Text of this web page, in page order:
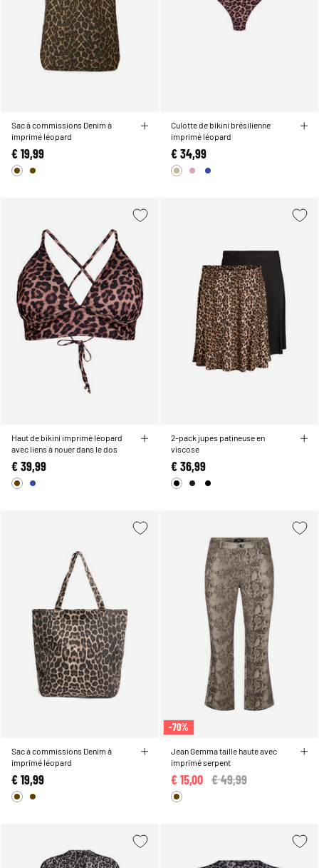
Sac à commissions Denim à
imprimé léopard
€ 19,99
Culotte de bikini brésilienne
imprimé léopard
€ 34,99
Haut de bikini imprimé léopard
avec liens à nouer dans le dos
€ 39,99
2-pack jupes patineuse en
viscose
€ 36,99
Sac à commissions Denim à
imprimé léopard
€ 19,99
-70%
Jean Gemma taille haute avec
imprimé serpent
Price reduced from
€ 49,99
€ 15,00